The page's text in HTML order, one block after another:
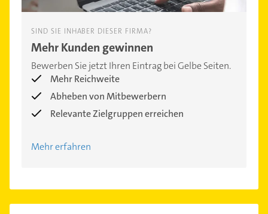
SIND SIE INHABER DIESER FIRMA?
Mehr Kunden gewinnen
Bewerben Sie jetzt Ihren Eintrag bei Gelbe Seiten.
Mehr Reichweite
Abheben von Mitbewerbern
Relevante Zielgruppen erreichen
Mehr erfahren